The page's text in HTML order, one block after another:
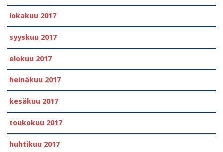
lokakuu 2017
syyskuu 2017
elokuu 2017
heinäkuu 2017
kesäkuu 2017
toukokuu 2017
huhtikuu 2017